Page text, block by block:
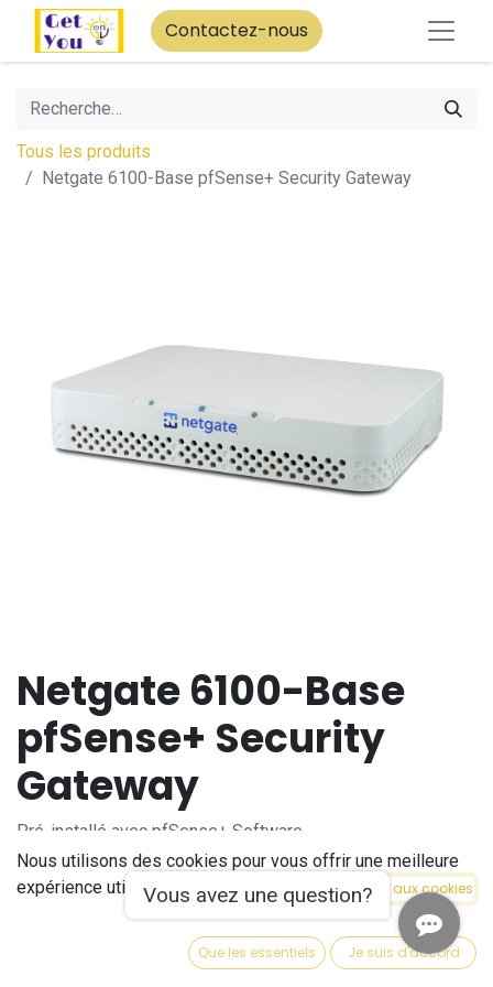
Contactez-nous
Tous les produits
Netgate 6100-Base pfSense+ Security Gateway
Netgate 6100-Base
pfSense+ Security
Gateway
Pré-installé avec pfSense+ Software
Quad Core 2.2 Ghz Intel Atom CPU
16GB eMMC onboard inclus
8 ports WAN/LAN flexibles et indépendants
Refroidissement passif
Nous utilisons des cookies pour vous offrir une meilleure
expérience utilisateur sur ce site.
Politique relative aux cookies
Que les essentiels Je suis d'accord
Vous avez une question?